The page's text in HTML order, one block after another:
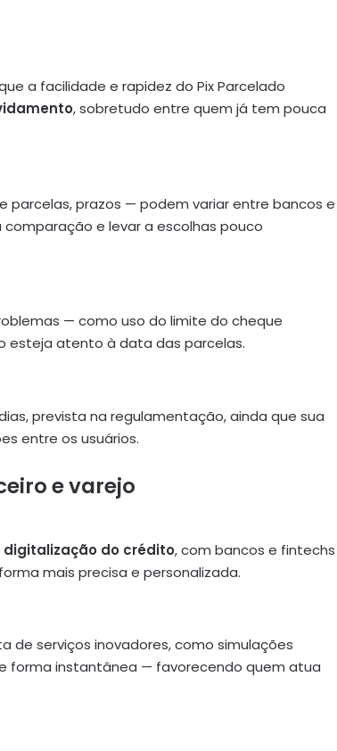
a facilidade e rapidez do Pix Parcelado
, sobretudo entre quem já tem pouca
prazos — podem variar entre bancos e
e levar a escolhas pouco
— como uso do limite do cheque
esteja atento à data das parcelas.
prevista na regulamentação, ainda que sua
entre os usuários.
e varejo
digitalização do crédito, com bancos e fintechs
mais precisa e personalizada.
de serviços inovadores, como simulações
forma instantânea — favorecendo quem atua